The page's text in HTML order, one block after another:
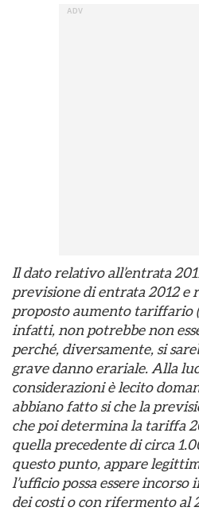
Il dato relativo all’entrata
previsione di entrata 2012 e
proposto aumento tariffario
infatti, non potrebbe non
perché, diversamente, si
grave danno erariale. Alla
considerazioni è lecito
abbiano fatto si che la
che poi determina la tariffa
quella precedente di circa
questo punto, appare
l’ufficio possa essere
dei costi o con rifermento al